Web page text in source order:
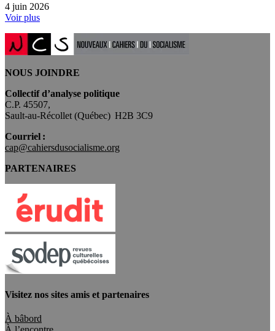
4 juin 2026
Voir plus
NOUS JOINDRE
Collectif d’analyse politique
C.P. 45507,
Sault-au-Récollet (Québec) H2B 3C9
Courriel :
cap@cahiersdusocialisme.org
PARTENAIRES
Visitez nos sites amis et partenaires
À bâbord